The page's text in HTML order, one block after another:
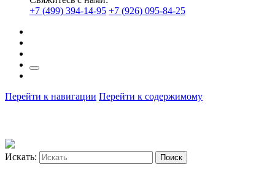
+7 (499) 394-14-95 +7 (926) 095-84-25
Перейти к навигации Перейти к содержимому
Искать: